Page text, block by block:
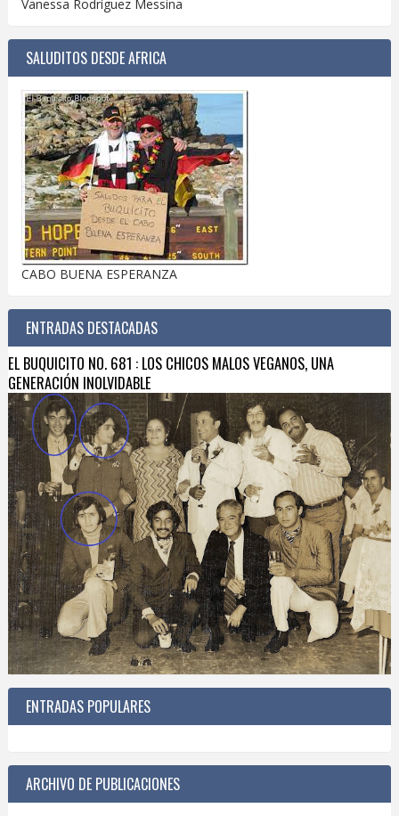
Vanessa Rodríguez Messina
SALUDITOS DESDE AFRICA
CABO BUENA ESPERANZA
ENTRADAS DESTACADAS
EL BUQUICITO NO. 681 : LOS CHICOS MALOS VEGANOS, UNA
GENERACIÓN INOLVIDABLE
ENTRADAS POPULARES
ARCHIVO DE PUBLICACIONES